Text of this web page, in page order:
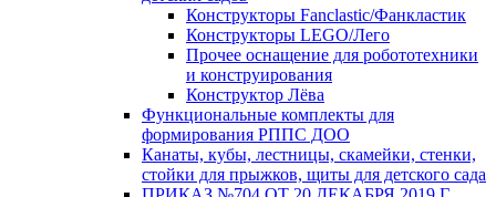
Конструкторы Fanclastic/Фанкластик
Конструкторы LEGO/Лего
Прочее оснащение для робототехники
и конструирования
Конструктор Лёва
Функциональные комплекты для
формирования РППС ДОО
Канаты, кубы, лестницы, скамейки, стенки,
стойки для прыжков, щиты для детского сада